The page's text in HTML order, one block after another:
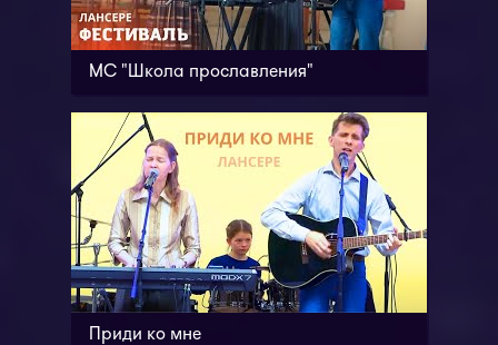
МС "Школа прославления"
Приди ко мне